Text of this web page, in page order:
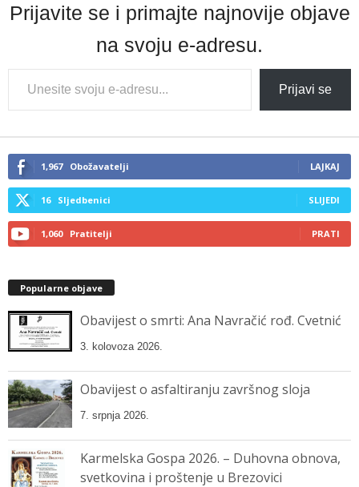
Prijavite se i primajte najnovije objave
na svoju e-adresu.
Type
your
email…
Prijavi se
1,967 Obožavatelji LAJKAJ
16 Sljedbenici SLIJEDI
1,060 Pratitelji PRATI
Popularne objave
Obavijest o smrti: Ana Navračić rođ. Cvetnić
3. kolovoza 2026.
Obavijest o asfaltiranju završnog sloja
7. srpnja 2026.
Karmelska Gospa 2026. – Duhovna obnova,
svetkovina i proštenje u Brezovici